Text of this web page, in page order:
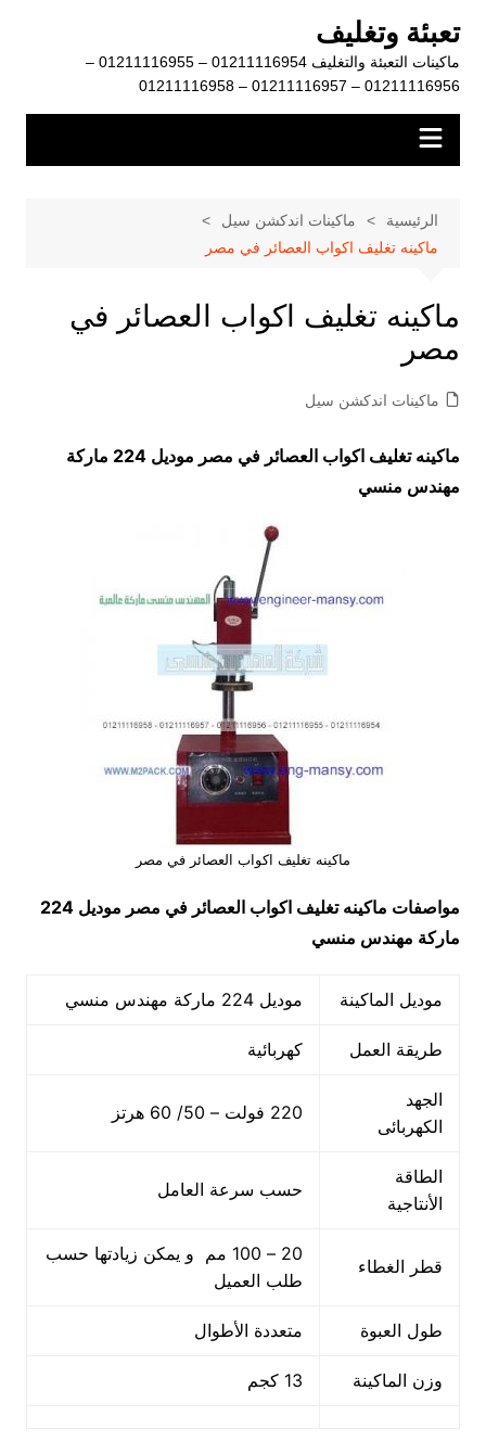
المحتوى
تعبئة وتغليف
ماكينات التعبئة والتغليف 01211116954 – 01211116955 –
01211116956 – 01211116957 – 01211116958
الرئيسية
ماكينات اندكشن سيل
ماكينه تغليف اكواب العصائر في مصر
ماكينه تغليف اكواب العصائر في
مصر
ماكينات اندكشن سيل
ماكينه تغليف اكواب العصائر في مصر موديل 224 ماركة
مهندس منسي
ماكينه تغليف اكواب العصائر في مصر
مواصفات ماكينه تغليف اكواب العصائر في مصر
موديل 224
ماركة مهندس منسي
موديل الماكينة موديل 224 ماركة مهندس منسي
طريقة العمل كهربائية
الجهد
الكهربائى
220 فولت – 50/ 60 هرتز
الطاقة
الأنتاجية
حسب سرعة العامل
قطر الغطاء
20 – 100 مم و يمكن زيادتها حسب
طلب العميل
طول العبوة متعددة الأطوال
وزن الماكينة 13 كجم